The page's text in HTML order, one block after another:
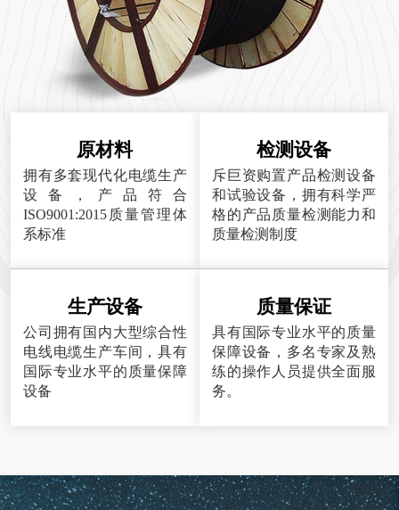
原材料
拥有多套现代化电缆生产
设备，产品符合
ISO9001:2015质量管理体
系标准
检测设备
斥巨资购置产品检测设备
和试验设备，拥有科学严
格的产品质量检测能力和
质量检测制度
生产设备
公司拥有国内大型综合性
电线电缆生产车间，具有
国际专业水平的质量保障
设备
质量保证
具有国际专业水平的质量
保障设备，多名专家及熟
练的操作人员提供全面服
务。